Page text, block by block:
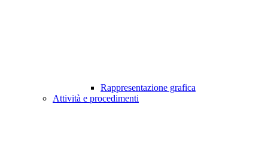
Rappresentazione grafica
Attività e procedimenti